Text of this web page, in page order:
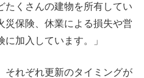
たくさんの建物を所有してい
災保険、休業による損失や営
加入しています。」
それぞれ更新のタイミングが